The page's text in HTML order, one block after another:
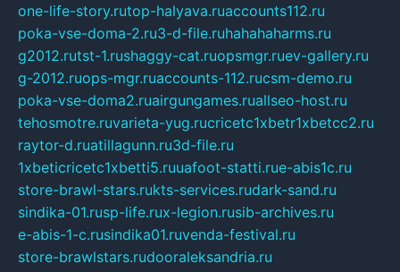
one-life-story.rutop-halyava.ruaccounts112.ru
poka-vse-doma-2.ru3-d-file.ruhahahaharms.ru
g2012.rutst-1.rushaggy-cat.ruopsmgr.ruev-gallery.ru
g-2012.ruops-mgr.ruaccounts-112.rucsm-demo.ru
poka-vse-doma2.ruairgungames.ruallseo-host.ru
tehosmotre.ruvarieta-yug.rucricetc1xbetr1xbetcc2.ru
raytor-d.ruatillagunn.ru3d-file.ru
1xbeticricetc1xbetti5.ruuafoot-statti.rue-abis1c.ru
store-brawl-stars.rukts-services.rudark-sand.ru
sindika-01.rusp-life.rux-legion.rusib-archives.ru
e-abis-1-c.rusindika01.ruvenda-festival.ru
store-brawlstars.rudooraleksandria.ru